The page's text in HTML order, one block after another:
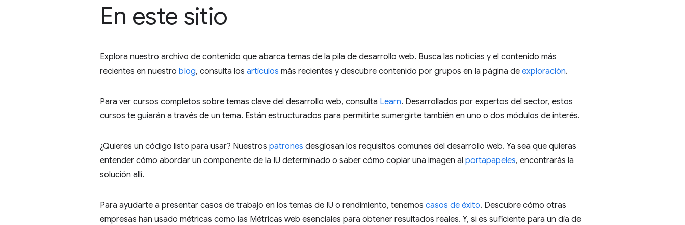
En este sitio
Explora nuestro archivo de contenido que abarca temas de la pila de desarrollo web. Busca las noticias y el contenido más
recientes en nuestro blog, consulta los artículos más recientes y descubre contenido por grupos en la página de exploración.
Para ver cursos completos sobre temas clave del desarrollo web, consulta Learn. Desarrollados por expertos del sector, estos
cursos te guiarán a través de un tema. Están estructurados para permitirte sumergirte también en uno o dos módulos de interés.
¿Quieres un código listo para usar? Nuestros patrones desglosan los requisitos comunes del desarrollo web. Ya sea que quieras
entender cómo abordar un componente de la IU determinado o saber cómo copiar una imagen al portapapeles, encontrarás la
solución allí.
Para ayudarte a presentar casos de trabajo en los temas de IU o rendimiento, tenemos casos de éxito. Descubre cómo otras
empresas han usado métricas como las Métricas web esenciales para obtener resultados reales. Y, si es suficiente para un día de